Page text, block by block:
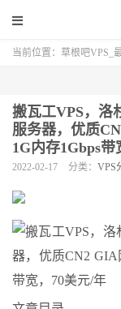
当前位置： 草根吧VPS_
搬瓦工VPS，洛
服务器，优质
1G内存1Gbps
2022-02-17 分类： VPS